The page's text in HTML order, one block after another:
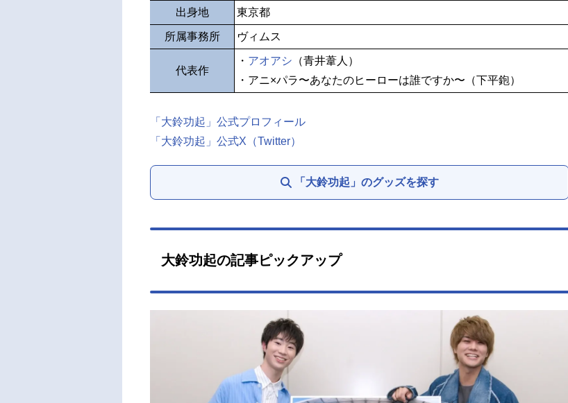
出身地 東京都
所属事務所 ヴィムス
代表作
・ アオアシ （青井葦人）
・アニ×パラ〜あなたのヒーローは誰ですか〜（下平鉋）
「大鈴功起」公式プロフィール
「大鈴功起」公式X（Twitter）
「大鈴功起」のグッズを探す
大鈴功起の記事ピックアップ